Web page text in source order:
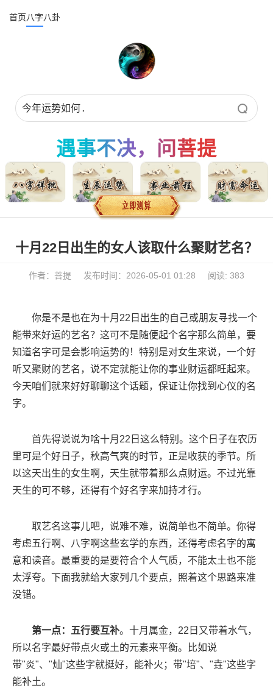
首页八字八卦
遇事不决，问菩提
十月22日出生的女人该取什么聚财艺名？
作者：菩提 发布时间：2026-05-01 01:28 阅读: 383
你是不是也在为十月22日出生的自己或朋友寻找一个
能带来好运的艺名？这可不是随便起个名字那么简单，要
知道名字可是会影响运势的！特别是对女生来说，一个好
听又聚财的艺名，说不定就能让你的事业财运都旺起来。
今天咱们就来好好聊聊这个话题，保证让你找到心仪的名
字。
首先得说说为啥十月22日这么特别。这个日子在农历
里可是个好日子，秋高气爽的时节，正是收获的季节。所
以这天出生的女生啊，天生就带着那么点财运。不过光靠
天生的可不够，还得有个好名字来加持才行。
取艺名这事儿吧，说难不难，说简单也不简单。你得
考虑五行啊、八字啊这些玄学的东西，还得考虑名字的寓
意和读音。最重要的是要符合个人气质，不能太土也不能
太浮夸。下面我就给大家列几个要点，照着这个思路来准
没错。
第一点：五行要互补。十月属金，22日又带着水气，
所以名字最好带点火或土的元素来平衡。比如说
带"炎"、"灿"这些字就挺好，能补火；带"培"、"垚"这些字
能补土。